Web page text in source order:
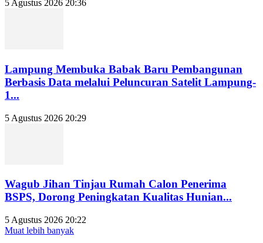
5 Agustus 2026 20:36
Lampung Membuka Babak Baru Pembangunan
Berbasis Data melalui Peluncuran Satelit Lampung-
1...
5 Agustus 2026 20:29
Wagub Jihan Tinjau Rumah Calon Penerima
BSPS, Dorong Peningkatan Kualitas Hunian...
5 Agustus 2026 20:22
Muat lebih banyak